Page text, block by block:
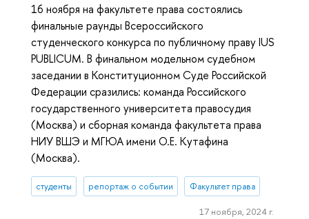
16 ноября на факультете права состоялись
финальные раунды Всероссийского
студенческого конкурса по публичному праву IUS
PUBLICUM. В финальном модельном судебном
заседании в Конституционном Суде Российской
Федерации сразились: команда Российского
государственного университета правосудия
(Москва) и сборная команда факультета права
НИУ ВШЭ и МГЮА имени О.Е. Кутафина
(Москва).
студенты репортаж о событии Факультет права
17 ноября, 2024 г.